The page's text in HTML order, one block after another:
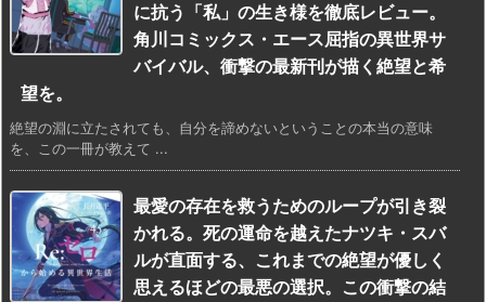
に抗う「私」の生き様を徹底レビュー。
角川コミックス・エース屈指の異世界サ
バイバル、衝撃の最新刊が描く絶望と希
望を。
絶望の淵に立たされても、自分を諦めないということの本当の意味
を、この一冊が教えて ...
最愛の存在を救うためのループが引き裂
かれる。死の運命を越えたナツキ・スバ
ルが直面する、これまでの絶望が優しく
思えるほどの最悪の選択。この衝撃の結